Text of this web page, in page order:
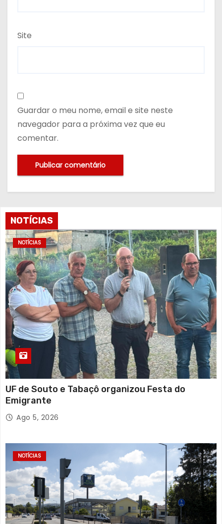
Site
Guardar o meu nome, email e site neste
navegador para a próxima vez que eu
comentar.
NOTÍCIAS
NOTÍCIAS
UF de Souto e Tabaçô organizou Festa do
Emigrante
Ago 5, 2026
NOTÍCIAS